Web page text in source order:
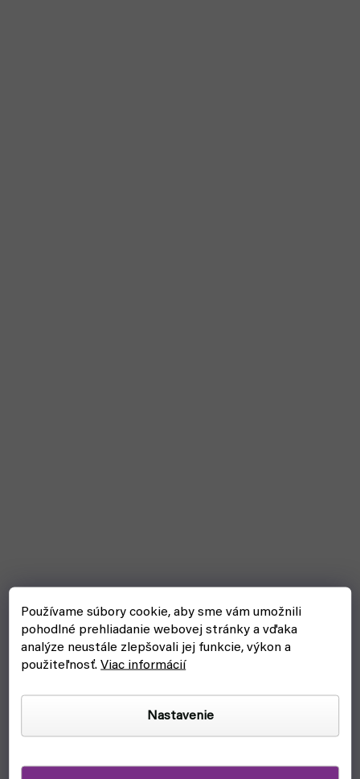
Používame súbory cookie, aby sme vám umožnili
pohodlné prehliadanie webovej stránky a vďaka
analýze neustále zlepšovali jej funkcie, výkon a
použiteľnosť.Viac informácií
Nastavenie